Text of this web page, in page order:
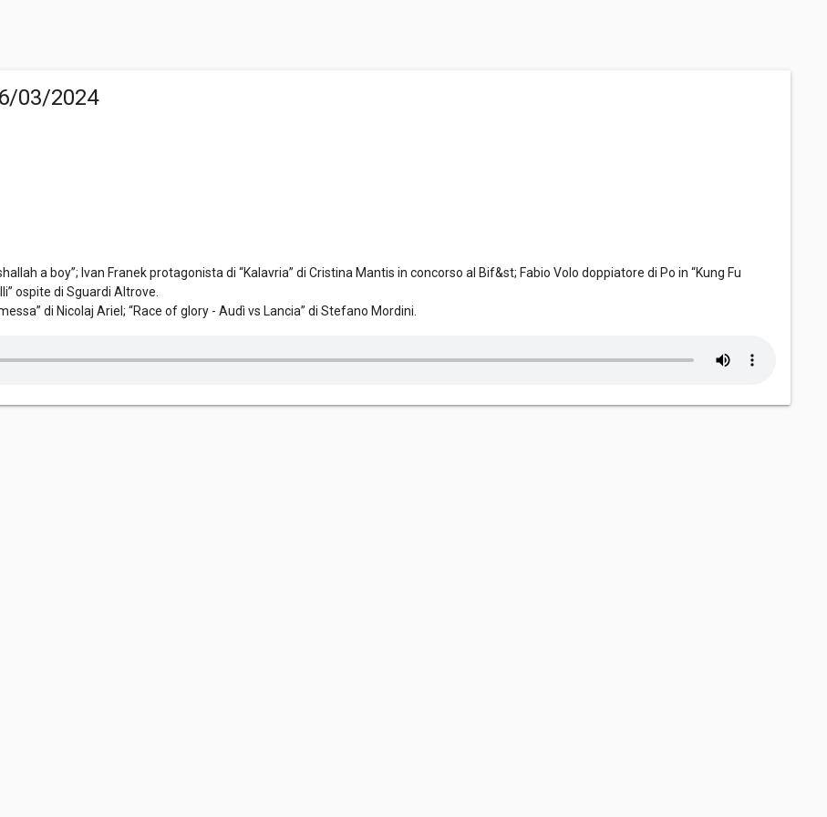
03/2024
a boy”; Ivan Franek protagonista di “Kalavria” di Cristina Mantis in concorso al Bif&st; Fabio Volo doppiatore di Po in “Kung Fu
ospite di Sguardi Altrove.
di Nicolaj Ariel; “Race of glory - Audì vs Lancia” di Stefano Mordini.